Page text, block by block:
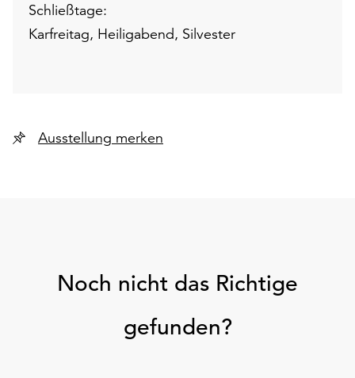
Schließtage:
Karfreitag, Heiligabend, Silvester
Ausstellung merken
Noch nicht das Richtige
gefunden?